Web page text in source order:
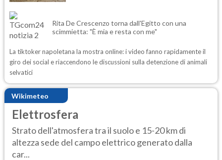
Rita De Crescenzo torna dall'Egitto con una
scimmietta: "È mia e resta con me"
La tiktoker napoletana la mostra online: i video fanno rapidamente il
giro dei social e riaccendono le discussioni sulla detenzione di animali
selvatici
Wikimeteo
Elettrosfera
Strato dell'atmosfera tra il suolo e 15-20 km di
altezza sede del campo elettrico generato dalla
car...